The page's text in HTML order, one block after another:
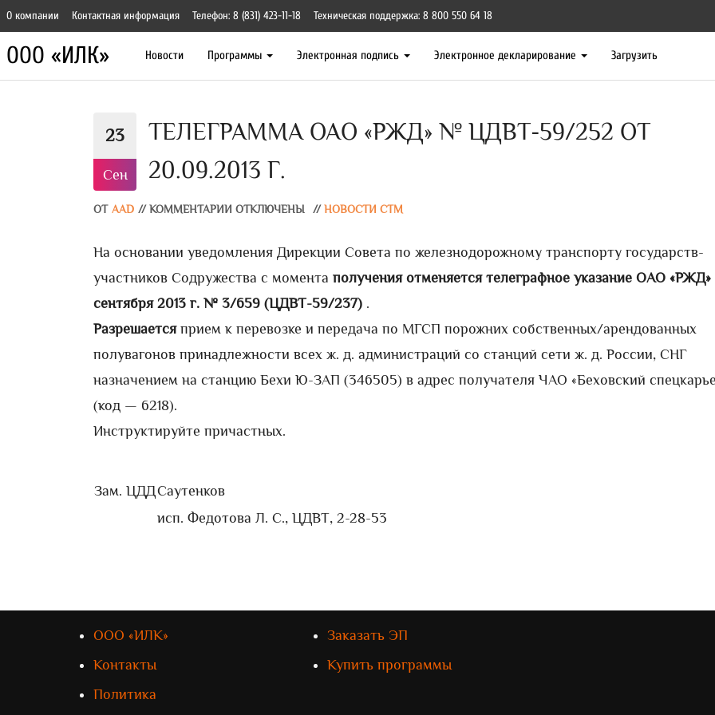
О компании Контактная информация Телефон: 8 (831) 423-11-18 Техническая поддержка: 8 800 550 64 18
ООО «ИЛК» Новости Программы Электронная подпись Электронное декларирование Загрузить
23
Сен
ТЕЛЕГРАММА ОАО «РЖД» № ЦДВТ-59/252 ОТ
20.09.2013 Г.
ОТ AAD // КОММЕНТАРИИ ОТКЛЮЧЕНЫ // НОВОСТИ СТМ
На основании уведомления Дирекции Совета по железнодорожному транспорту государств-
участников Содружества с момента получения отменяется телеграфное указание ОАО «РЖД»
сентября 2013 г. № 3/659 (ЦДВТ-59/237) .
Разрешаетсяприем к перевозке и передача по МГСП порожних собственных/арендованных
полувагонов принадлежности всех ж. д. администраций со станций сети ж. д. России, СНГ
назначением на станцию Бехи Ю-ЗАП (346505) в адрес получателя ЧАО «Беховский
(код — 6218).
Инструктируйте причастных.
Зам. ЦДДСаутенков
исп. Федотова Л. С., ЦДВТ, 2-28-53
ООО «ИЛК»
Контакты
Политика
Заказать ЭП
Купить программы